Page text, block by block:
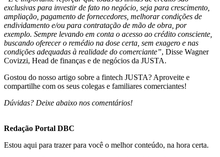
exclusivas para investir de fato no negócio, seja para crescimento,
ampliação, pagamento de fornecedores, melhorar condições de
endividamento e/ou para contratação de mão de obra, por
exemplo. Sempre levando em conta o acesso ao crédito consciente,
buscando oferecer o remédio na dose certa, sem exagero e nas
condições adequadas à realidade do comerciante”, Disse Wagner
Covizzi, Head de finanças e de negócios da JUSTA.
Gostou do nosso artigo sobre a fintech JUSTA? Aproveite e
compartilhe com os seus colegas e familiares comerciantes!
Dúvidas? Deixe abaixo nos comentários!
Redação Portal DBC
Estou aqui para trazer para você o melhor conteúdo, na hora certa.